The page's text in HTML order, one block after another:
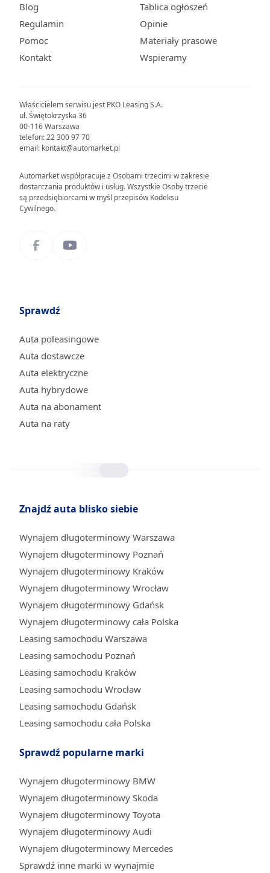
Właścicielem serwisu jest PKO Leasing S.A.
ul. Świętokrzyska 36
00-116 Warszawa
telefon: 22 300 97 70
email: kontakt@automarket.pl
Automarket współpracuje z Osobami trzecimi w zakresie
dostarczania produktów i usług. Wszystkie Osoby trzecie
są przedsiębiorcami w myśl przepisów Kodeksu
Cywilnego.
Blog
Regulamin
Pomoc
Kontakt
Tablica ogłoszeń
Opinie
Materiały prasowe
Wspieramy
Sprawdź
Auta poleasingowe
Auta dostawcze
Auta elektryczne
Auta hybrydowe
Auta na abonament
Auta na raty
Znajdź auta blisko siebie
Wynajem długoterminowy Warszawa
Wynajem długoterminowy Poznań
Wynajem długoterminowy Kraków
Wynajem długoterminowy Wrocław
Wynajem długoterminowy Gdańsk
Wynajem długoterminowy cała Polska
Leasing samochodu Warszawa
Leasing samochodu Poznań
Leasing samochodu Kraków
Leasing samochodu Wrocław
Leasing samochodu Gdańsk
Leasing samochodu cała Polska
Sprawdź popularne marki
Wynajem długoterminowy BMW
Wynajem długoterminowy Skoda
Wynajem długoterminowy Toyota
Wynajem długoterminowy Audi
Wynajem długoterminowy Mercedes
Sprawdź inne marki w wynajmie